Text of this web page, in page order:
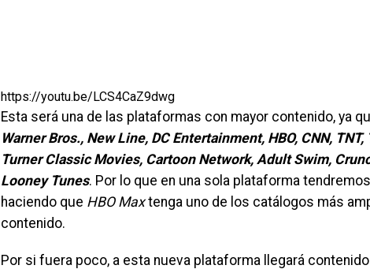
https://youtu.be/LCS4CaZ9dwg
Esta será una de las plataformas con mayor contenido, ya
Warner Bros., New Line, DC Entertainment, HBO, CNN, TNT,
Turner Classic Movies, Cartoon Network, Adult Swim,
Looney Tunes. Por lo que en una sola plataforma
haciendo que HBO Maxtenga uno de los catálogos más
contenido.
Por si fuera poco, a esta nueva plataforma llegará